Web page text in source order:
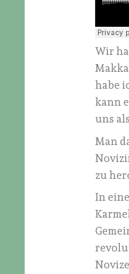
Wir
habe
kann
uns
Man
zu
In